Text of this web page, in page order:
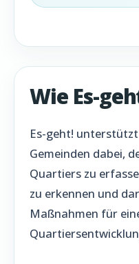
Wie Es-
Es-geht!
Gemeinden dabei,
Quartiers zu
zu erkennen und
Maßnahmen für